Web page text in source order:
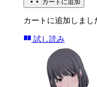
カートに追加
カートに追加しまし
試し読み